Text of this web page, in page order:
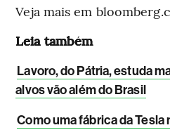
Veja mais em
Leia também
Lavoro, do Pátria, estuda
alvos vão além do Brasil
Como uma fábrica da